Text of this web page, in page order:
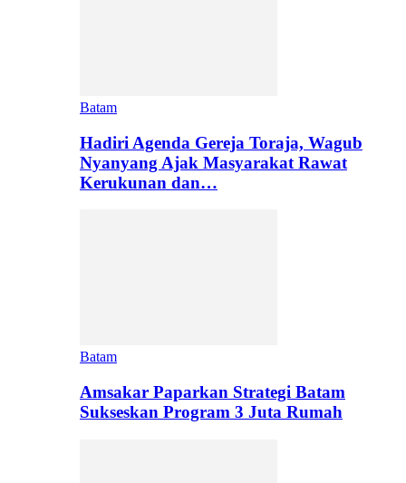
Batam
Hadiri Agenda Gereja Toraja, Wagub
Nyanyang Ajak Masyarakat Rawat
Kerukunan dan…
Batam
Amsakar Paparkan Strategi Batam
Sukseskan Program 3 Juta Rumah